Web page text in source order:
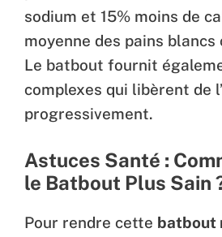
sodium et 15% moins de
moyenne des pains blancs
Le batbout fournit
complexes qui libèrent de
progressivement.
Astuces Santé :
le Batbout Plus Sain
Pour rendre cette batbout